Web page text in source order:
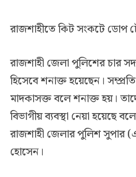
রাজশাহীতে কিট সংকটে ডোপ
রাজশাহী জেলা পুলিশের চার
হিসেবে শনাক্ত হয়েছেন।
মাদকাসক্ত বলে শনাক্ত হয়।
বিভাগীয় ব্যবস্থা নেয়া হয়েছে
রাজশাহী জেলার পুলিশ সুপার
হোসেন।